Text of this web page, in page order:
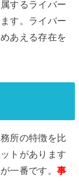
するライバー
す。ライバー
あえる存在を
所の特徴を比
トがあります
一番です。事